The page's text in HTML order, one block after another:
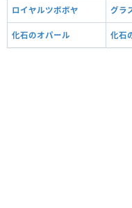
ロイヤルツボボヤ グラ
化石のオパール 化石